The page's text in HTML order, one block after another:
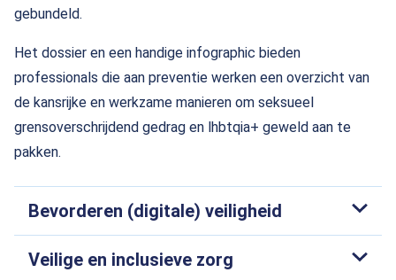
gebundeld.
Het dossier en een handige infographic bieden
professionals die aan preventie werken een overzicht van
de kansrijke en werkzame manieren om seksueel
grensoverschrijdend gedrag en lhbtqia+ geweld aan te
pakken.
Bevorderen (digitale) veiligheid
Het bevorderen van veilige en inclusieve fysieke en
Veilige en inclusieve zorg